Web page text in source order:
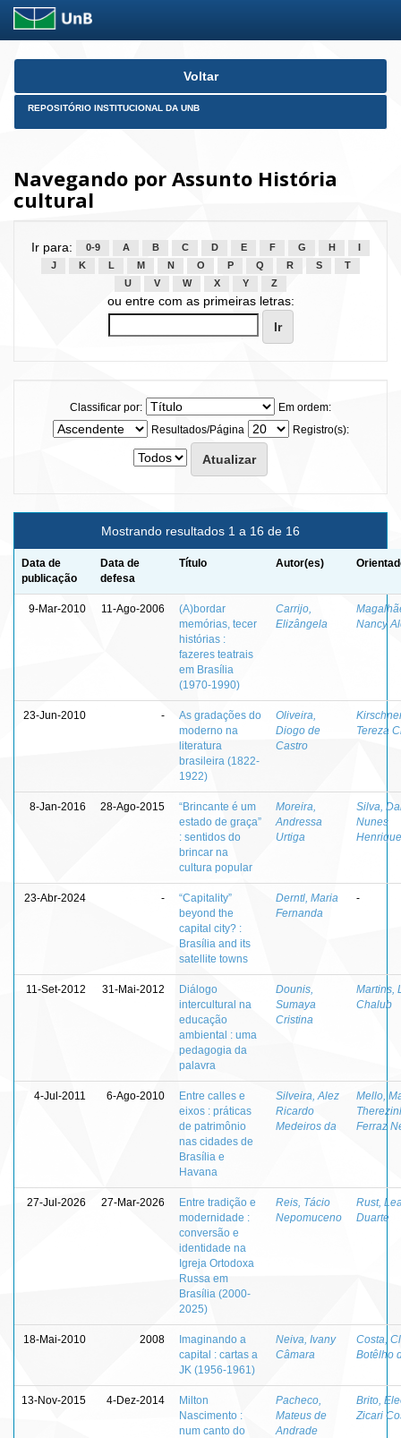
Skip
Voltar
REPOSITÓRIO INSTITUCIONAL DA UNB
Navegando por Assunto História
cultural
Ir para: 0-9 A B C D E F G H
J
K L M N O P Q R S
T
U
V W X Y Z
ou entre com as primeiras letras:
Classificar por:
Em ordem:
Resultados/Página
Registro(s):
Mostrando resultados 1 a 16 de 16
Data de
publicação
Data de
defesa
Título Autor(es)
9-Mar-2010 11-Ago-2006
(A)bordar
memórias, tecer
histórias :
fazeres teatrais
em Brasília
(1970-1990)
Carrijo,
Elizângela
Nancy
23-Jun-2010 -
As gradações do
moderno na
literatura
brasileira (1822-
1922)
Oliveira,
Diogo de
Castro
Tereza
8-Jan-2016 28-Ago-2015
“Brincante é um
estado de graça”
: sentidos do
brincar na
cultura popular
Moreira,
Andressa
Urtiga
Silva,
Nunes
Henrique
23-Abr-2024 -
“Capitality”
beyond the
capital city? :
Brasília and its
satellite towns
Derntl, Maria
Fernanda
-
11-Set-2012 31-Mai-2012
Diálogo
intercultural na
educação
ambiental : uma
pedagogia da
palavra
Dounis,
Sumaya
Cristina
Martins,
Chalub
4-Jul-2011 6-Ago-2010
Entre calles e
eixos : práticas
de patrimônio
nas cidades de
Brasília e
Havana
Silveira, Alez
Ricardo
Medeiros da
Mello,
Ferraz
27-Jul-2026 27-Mar-2026
Entre tradição e
modernidade :
conversão e
identidade na
Igreja Ortodoxa
Russa em
Brasília (2000-
2025)
Reis, Tácio
Nepomuceno
Rust,
Duarte
18-Mai-2010 2008
Imaginando a
capital : cartas a
JK (1956-1961)
Neiva, Ivany
Câmara
Costa,
Botêlho
13-Nov-2015 4-Dez-2014
Milton
Nascimento :
num canto do
Pacheco,
Mateus de
Andrade
Brito,
Zicari